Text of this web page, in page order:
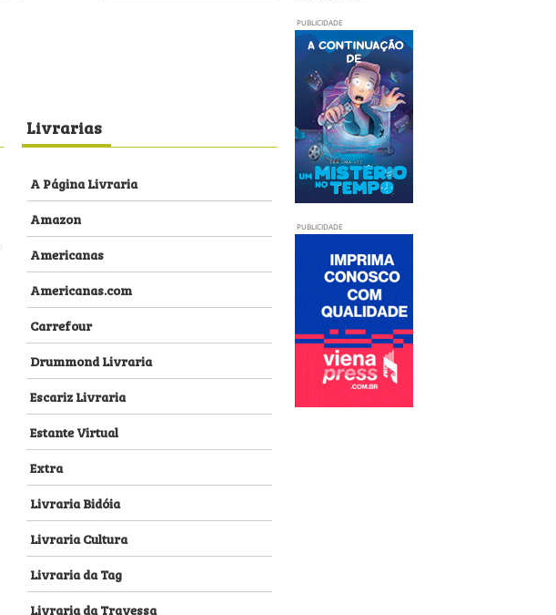
Livrarias
A Página Livraria
Amazon
Americanas
Americanas.com
Carrefour
Drummond Livraria
Escariz Livraria
Estante Virtual
Extra
Livraria Bidóia
Livraria Cultura
Livraria da Tag
Livraria da Travessa
PUBLICIDADE
PUBLICIDADE